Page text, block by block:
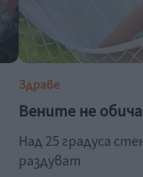
Здраве
Вените не
Над 25 градуса
раздуват